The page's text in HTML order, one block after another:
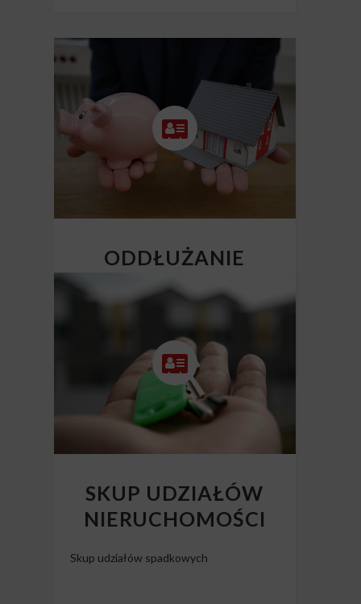
ODDŁUŻANIE
NIERUCHOMOŚCI
SKUP UDZIAŁÓW
NIERUCHOMOŚCI
Skup udziałów spadkowych